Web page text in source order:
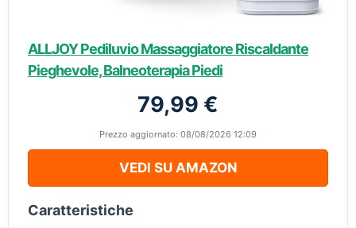
ALLJOY Pediluvio Massaggiatore Riscaldante
Pieghevole, Balneoterapia Piedi
79,99 €
Prezzo aggiornato: 08/08/2026 12:09
VEDI SU AMAZON
Caratteristiche